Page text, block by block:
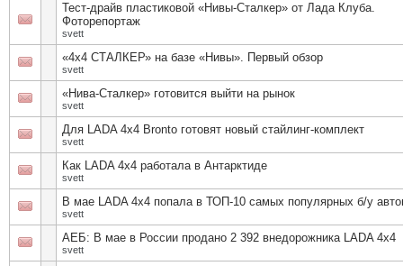
Тест-драйв пластиковой «Нивы-Сталкер» от Лада Клуба.
Фоторепортаж
svett
«4х4 СТАЛКЕР» на базе «Нивы». Первый обзор
svett
«Нива-Сталкер» готовится выйти на рынок
svett
Для LADA 4х4 Bronto готовят новый стайлинг-комплект
svett
Как LADA 4х4 работала в Антарктиде
svett
В мае LADA 4х4 попала в ТОП-10 самых популярных б/у
svett
АЕБ: В мае в России продано 2 392 внедорожника LADA 4х4
svett